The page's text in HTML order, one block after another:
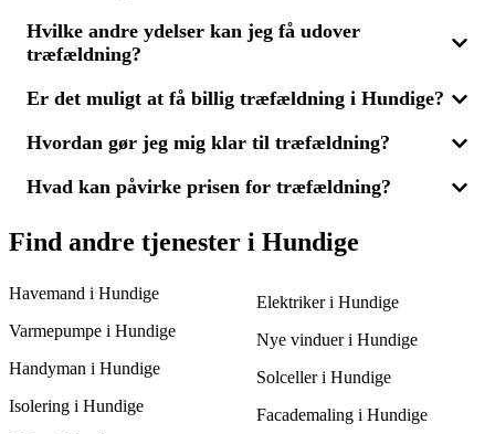
kundeanmeldelser for at sikre dig den bedste service til den
mest attraktive pris.
Du skal blot beskrive din opgave kort, når du søger om 3 tilbud
på træfældning. Dernæst vil du modtage tilbud fra op til tre
mulighed for at sammenligne priser, tjenester og erfaringer for
Hvilke andre ydelser kan jeg få udover
træfældning?
Ved siden af træfældning tilbyder mange firmaer også ydelser
være nødvendige for at bevare træernes sundhed eller for at
vurdere priser og service, der passer til dine behov i Hundige.
Er det muligt at få billig træfældning i Hundige?
Ja, det er muligt at finde økonomisk fordelagtige løsninger ved
anmode om 3 tilbud får du mulighed for at finde en
kvaliteten.
Hvordan gør jeg mig klar til træfældning?
Inden træfældningsfirmaet kommer til din adresse i Hundige,
Hvis der er forhold såsom nærliggende bygninger eller
elledninger, bør disse detaljer deles, når du indhenter 3 tilbud,
Hvad kan påvirke prisen for træfældning?
Træfældningens pris kan påvirkes af træets højde, diameter, og
placering samt eventuelle sikkerhedsrisici. For eksempel
og udstyr. Ved at få 3 tilbud kan du bedre forstå
omkostningerne ved din specifikke opgave og vælge den mest
passende pris og service i Hundige.
Find andre tjenester i Hundige
Havemand i Hundige
Varmepumpe i Hundige
Handyman i Hundige
Isolering i Hundige
Elektriker i Hundige
Nye vinduer i Hundige
Solceller i Hundige
Facademaling i Hundige